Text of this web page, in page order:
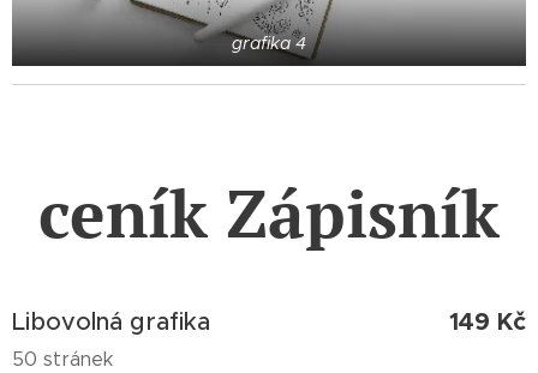
grafika 4
ceník Zápisník
Libovolná grafika
50 stránek
149 Kč